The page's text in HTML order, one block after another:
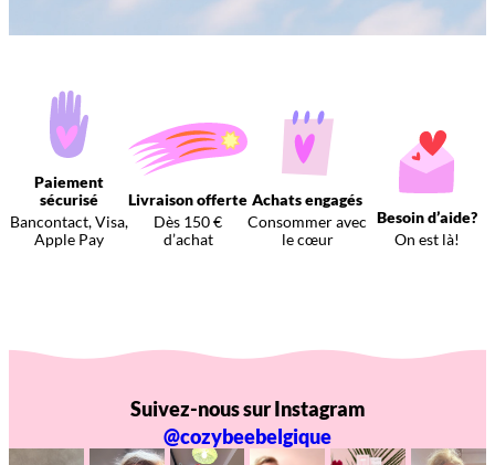
Paiement
sécurisé
Bancontact, Visa,
Apple Pay
Livraison offerte
Dès 150 €
d’achat
Achats engagés
Consommer avec
le cœur
Besoin d’aide?
On est là!
Suivez-nous sur Instagram
@cozybeebelgique